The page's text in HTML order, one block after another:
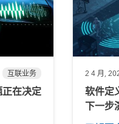
互联业务
正在决定
2 4 月,
软件定
下一步